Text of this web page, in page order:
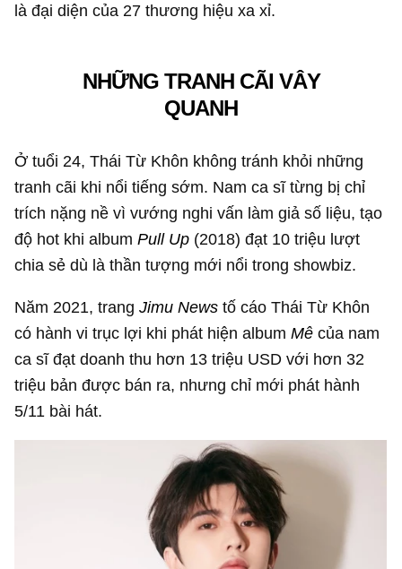
là đại diện của 27 thương hiệu xa xỉ.
NHỮNG TRANH CÃI VÂY
QUANH
Ở tuổi 24, Thái Từ Khôn không tránh khỏi những
tranh cãi khi nổi tiếng sớm. Nam ca sĩ từng bị chỉ
trích nặng nề vì vướng nghi vấn làm giả số liệu, tạo
độ hot khi albumPull Up (2018) đạt 10 triệu lượt
chia sẻ dù là thần tượng mới nổi trong showbiz.
Năm 2021, trangJimu Newstố cáo Thái Từ Khôn
có hành vi trục lợi khi phát hiện album Mê của nam
ca sĩ đạt doanh thu hơn 13 triệu USD với hơn 32
triệu bản được bán ra, nhưng chỉ mới phát hành
5/11 bài hát.